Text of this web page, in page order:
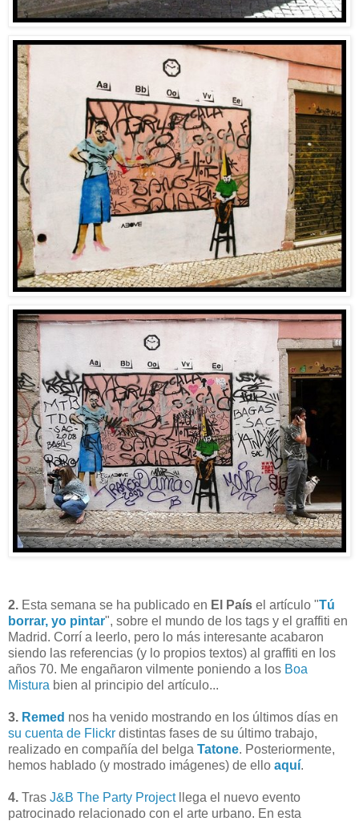
2. Esta semana se ha publicado en El País el artículo "Tú
borrar, yo pintar", sobre el mundo de los tags y el graffiti en
Madrid. Corrí a leerlo, pero lo más interesante acabaron
siendo las referencias (y lo propios textos) al graffiti en los
años 70. Me engañaron vilmente poniendo a los Boa
Mistura bien al principio del artículo...
3. Remed nos ha venido mostrando en los últimos días en
su cuenta de Flickr distintas fases de su último trabajo,
realizado en compañía del belga Tatone. Posteriormente,
hemos hablado (y mostrado imágenes) de ello aquí.
4. Tras J&B The Party Projectllega el nuevo evento
patrocinado relacionado con el arte urbano. En esta